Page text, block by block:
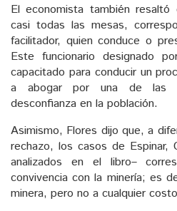
El economista también
casi todas las mesas,
facilitador, quien conduce o
Este funcionario designado
capacitado para conducir un
a abogar por una de las
desconfianza en la población.
Asimismo, Flores dijo que, a
rechazo, los casos de Espinar,
analizados en el libro–
convivencia con la minería; es
minera, pero no a cualquier